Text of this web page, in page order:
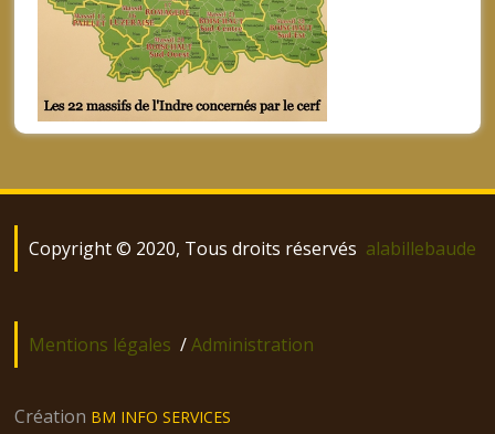
navigation
Copyright © 2020, Tous droits réservés alabillebaude
Mentions légales /Administration
Création BM INFO SERVICES